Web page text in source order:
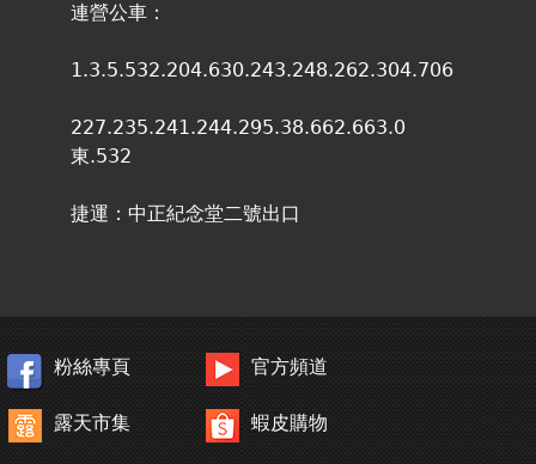
連營公車：
1.3.5.532.204.630.243.248.262.304.706
227.235.241.244.295.38.662.663.0
東.532
捷運：中正紀念堂二號出口
粉絲專頁 官方頻道
露天市集 蝦皮購物